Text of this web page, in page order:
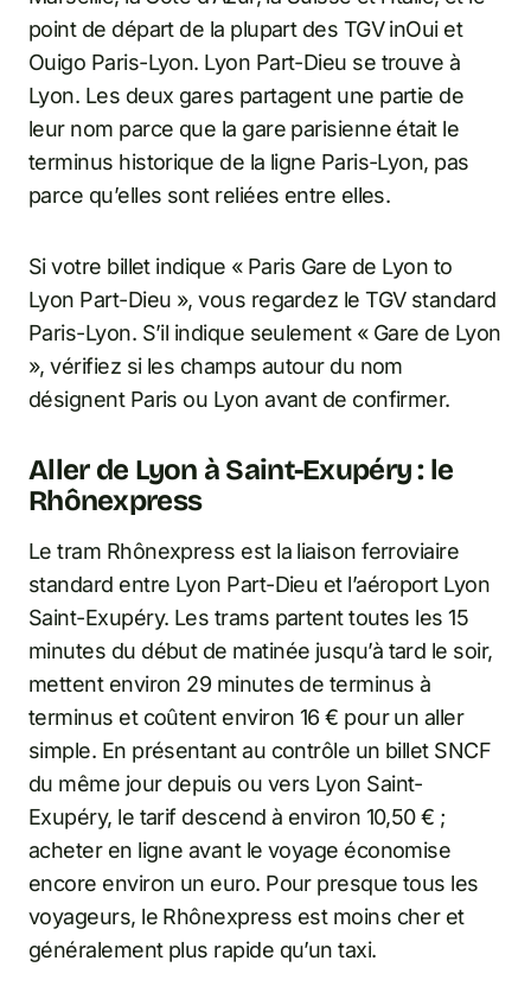
point de départ de la plupart des TGV inOui et
Ouigo Paris-Lyon. Lyon Part-Dieu se trouve à
Lyon. Les deux gares partagent une partie de
leur nom parce que la gare parisienne était le
terminus historique de la ligne Paris-Lyon, pas
parce qu’elles sont reliées entre elles.
Si votre billet indique « Paris Gare de Lyon to
Lyon Part-Dieu », vous regardez le TGV standard
Paris-Lyon. S’il indique seulement « Gare de Lyon
», vérifiez si les champs autour du nom
désignent Paris ou Lyon avant de confirmer.
Aller de Lyon à Saint-Exupéry : le
Rhônexpress
Le tram Rhônexpress est la liaison ferroviaire
standard entre Lyon Part-Dieu et l’aéroport Lyon
Saint-Exupéry. Les trams partent toutes les 15
minutes du début de matinée jusqu’à tard le soir,
mettent environ 29 minutes de terminus à
terminus et coûtent environ 16 € pour un aller
simple. En présentant au contrôle un billet SNCF
du même jour depuis ou vers Lyon Saint-
Exupéry, le tarif descend à environ 10,50 € ;
acheter en ligne avant le voyage économise
encore environ un euro. Pour presque tous les
voyageurs, le Rhônexpress est moins cher et
généralement plus rapide qu’un taxi.